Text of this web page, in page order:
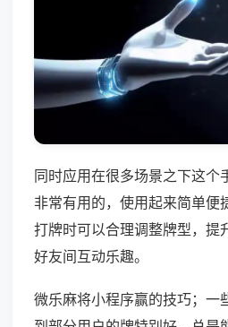
同时应用在很多场景之下这个
非常有用的，使用起来简单便
打牌时可以合理调整牌型，提
好友间互动乐趣。
微乐麻将小程序赢的技巧；一